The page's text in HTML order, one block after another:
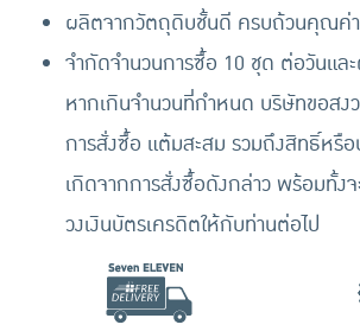
ผลิตจากวัตถุดิบชั้นดี ครบถ้วนคุณค่า
จำกัดจำนวนการซื้อ 10 ชุด ต่อวันแล
หากเกินจำนวนที่กำหนด บริษัทขอสง
การสั่งซื้อ แต้มสะสม รวมถึงสิทธิ์หรือ
เกิดจากการสั่งซื้อดังกล่าว พร้อมทั้ง
วงเงินบัตรเครดิตให้กับท่านต่อไป